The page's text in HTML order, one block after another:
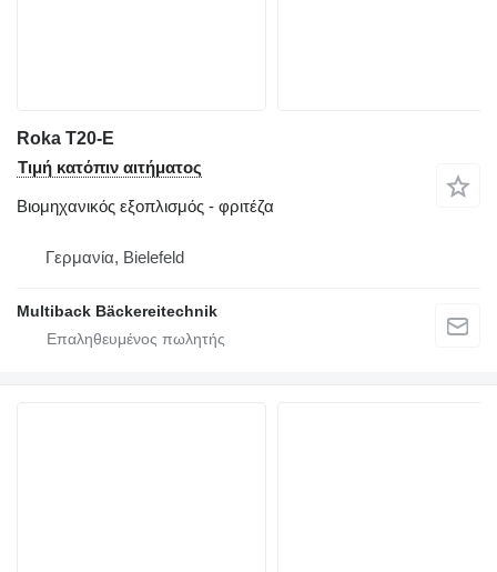
Roka T20-E
Τιμή κατόπιν αιτήματος
Βιομηχανικός εξοπλισμός - φριτέζα
Γερμανία, Bielefeld
Multiback Bäckereitechnik